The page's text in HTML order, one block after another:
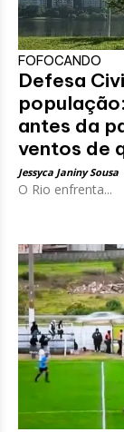
FOFOCANDO
Defesa
antes da
ventos de
Jessyca Janiny Sousa
O Rio enfrenta...